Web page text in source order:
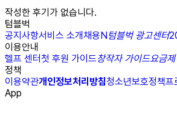
작성한 후기가 없습니다.
텀블벅
공지사항서비스 소개채용N텀블벅 광고센터
이용안내
헬프 센터첫 후원 가이드창작자 가이드요금제
정책
이용약관개인정보처리방침청소년보호정책프
App